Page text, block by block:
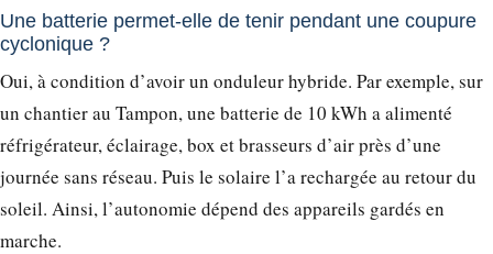
Une batterie permet-elle de tenir pendant une coupure
cyclonique ?
Oui, à condition d’avoir un onduleur hybride. Par exemple, sur
un chantier au Tampon, une batterie de 10 kWh a alimenté
réfrigérateur, éclairage, box et brasseurs d’air près d’une
journée sans réseau. Puis le solaire l’a rechargée au retour du
soleil. Ainsi, l’autonomie dépend des appareils gardés en
marche.